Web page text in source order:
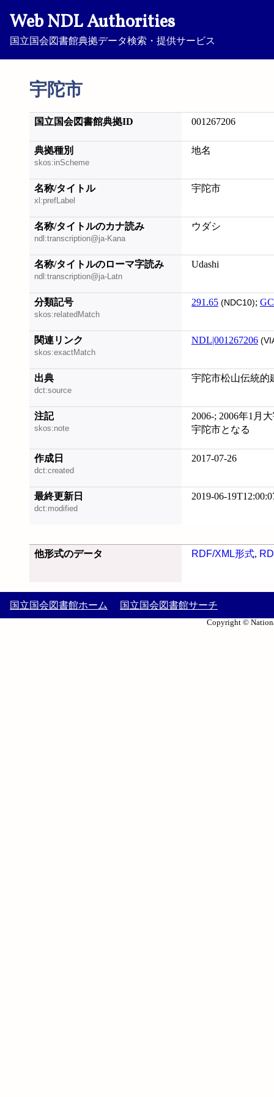
Web NDL Authorities
国立国会図書館典拠データ検索・提供サービス
宇陀市
国立国会図書館典拠ID 001267206
典拠種別
skos:inScheme
地名
名称/タイトル
xl:prefLabel
宇陀市
名称/タイトルのカナ読み
ndl:transcription@ja-Kana
ウダシ
名称/タイトルのローマ字読み
ndl:transcription@ja-Latn
Udashi
分類記号
skos:relatedMatch
291.65 (NDC10);
関連リンク
skos:exactMatch
NDL|001267206
出典
dct:source
宇陀市松山伝統的
注記
skos:note
2006-; 2006年1月
宇陀市となる
作成日
dct:created
2017-07-26
最終更新日
dct:modified
2019-06-
他形式のデータ RDF/XML形式,
国立国会図書館ホーム 国立国会図書館サーチ
Copyright ©